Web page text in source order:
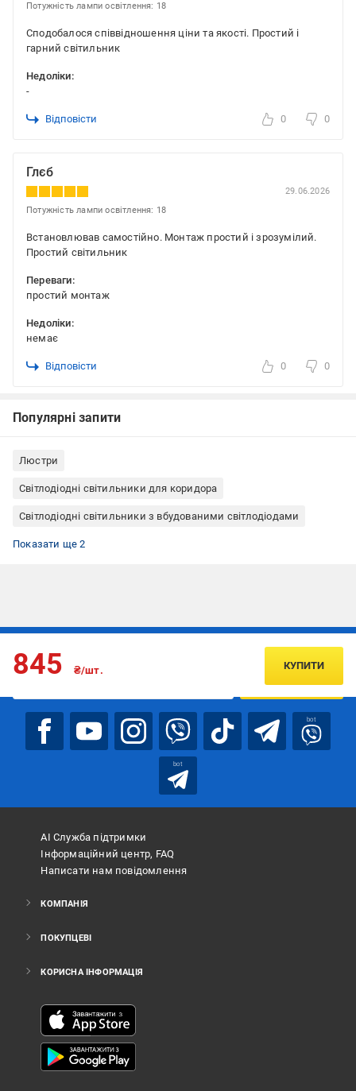
Потужність лампи освітлення: 18
Сподобалося співвідношення ціни та якості. Простий і
гарний світильник
Недоліки:
-
Відповісти 0 0
Глєб
29.06.2026
Потужність лампи освітлення: 18
Встановлював самостійно. Монтаж простий і зрозумілий.
Простий світильник
Переваги:
простий монтаж
Недоліки:
немає
Відповісти 0 0
Популярні запити
Люстри
Світлодіодні світильники для коридора
Світлодіодні світильники з вбудованими світлодіодами
Світлодіодні світильники квадратні
Світлодіодні світильники (LED) Sensio
Показати ще 2
845 ₴/шт. КУПИТИ
Підписуйтесь, щоб дізнаватись першим про акції та пропозиції
ПІДПИСАТИСЯ
bot
bot
АІ Служба підтримки
Інформаційний центр, FAQ
Написати нам повідомлення
КОМПАНІЯ
ПОКУПЦЕВІ
КОРИСНА ІНФОРМАЦІЯ